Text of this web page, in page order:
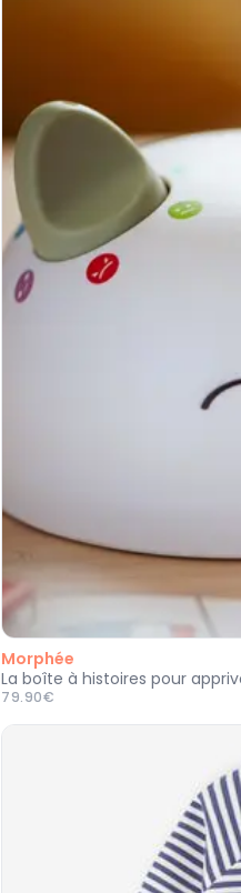
Morphée
La boîte à histoires pour
79.90€